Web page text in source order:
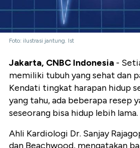
Foto: ilustrasi jantung. Ist
Jakarta, CNBC Indonesia -
memiliki tubuh yang sehat dan
Kendati tingkat harapan hidup
yang tahu, ada beberapa resep
seseorang bisa hidup lebih lama.
Ahli Kardiologi Dr. Sanjay
dan Beachwood, mengatakan